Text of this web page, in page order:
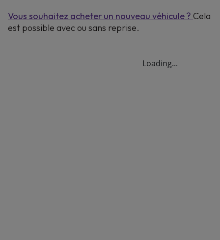
Vous souhaitez acheter un nouveau véhicule ? Cela
est possible avec ou sans reprise.